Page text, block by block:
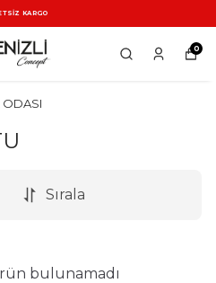
KARGO
0
ODASI
Sırala
bulunamadı